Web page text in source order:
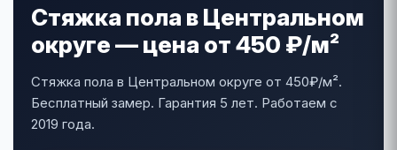
Стяжка пола в Центральном
округе — цена от 450 ₽/м²
Стяжка пола в Центральном округе от 450₽/м².
Бесплатный замер. Гарантия 5 лет. Работаем с
2019 года.